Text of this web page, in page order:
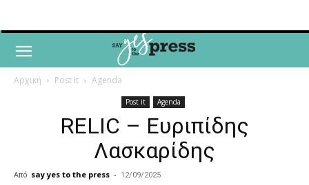
Αρχική Post it Agenda
Post it Agenda
RELIC – Ευριπίδης
Λασκαρίδης
Από say yes to the press - 12/09/2025